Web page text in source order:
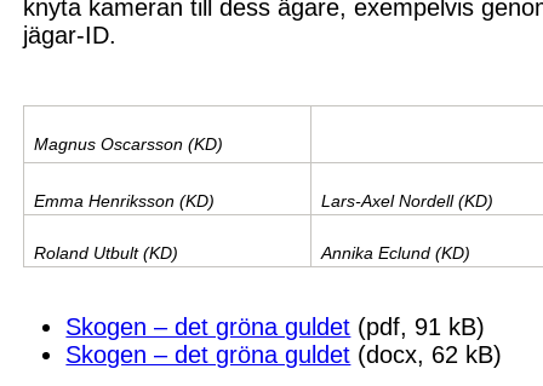
knyta kameran till dess ägare, exempelvis
jägar-ID.
Magnus Oscarsson (KD)
Emma Henriksson (KD) Lars-Axel Nordell (KD)
Roland Utbult (KD) Annika Eclund (KD)
Skogen – det gröna guldet (pdf, 91 kB)
Skogen – det gröna guldet (docx, 62 kB)